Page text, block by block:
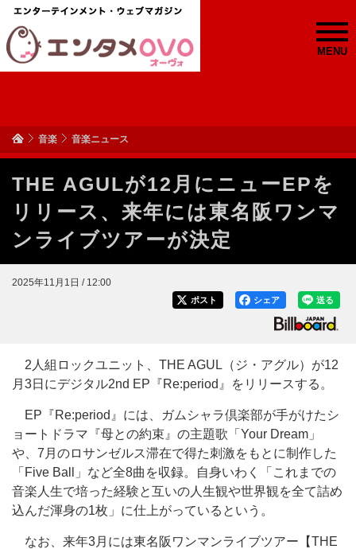
MENU
音楽 音楽ニュース
THE AGULが12月にニューEPを
リリース、来年には東名阪ワンマ
ンライブツアーが決定
2025年11月1日 / 12:00
送る
シェア
ポスト
2人組ロックユニット、THE AGUL（ジ・アグル）が12
月3日にデジタル2nd EP『Re:period』をリリースする。
EP『Re:period』には、ガムシャラ倶楽部が手がけたシ
ョートドラマ『母との約束』の主題歌「Your Dream」
や、7月のロサンゼルス滞在で得た刺激をもとに制作した
「Five Ball」など全8曲を収録。自身いわく「これまでの
音楽人生で培った経験と互いの人生観や世界観を全て詰め
込んだ渾身の1枚」に仕上がっているという。
なお、来年3月には東名阪ワンマンライブツアー【THE